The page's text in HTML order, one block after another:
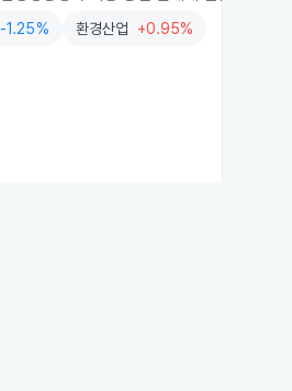
-1.25% 환경산업 +0.95%